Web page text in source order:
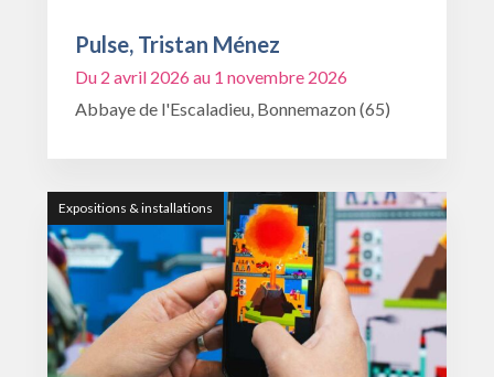
Pulse, Tristan Ménez
Du 2 avril 2026 au 1 novembre 2026
Abbaye de l'Escaladieu, Bonnemazon (65)
Expositions & installations